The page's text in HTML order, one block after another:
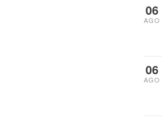
06
AGO
06
AGO